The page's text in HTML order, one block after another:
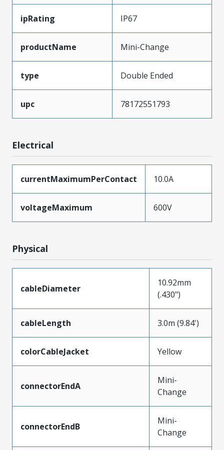
ipRating IP67
productName Mini-Change
type Double Ended
upc 78172551793
Electrical
currentMaximumPerContact 10.0A
voltageMaximum 600V
Physical
cableDiameter
10.92mm
(.430")
cableLength 3.0m (9.84')
colorCableJacket Yellow
connectorEndA
Mini-
Change
connectorEndB
Mini-
Change